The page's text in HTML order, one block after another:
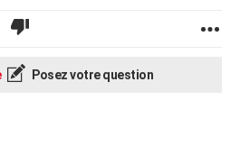
Posez votre question